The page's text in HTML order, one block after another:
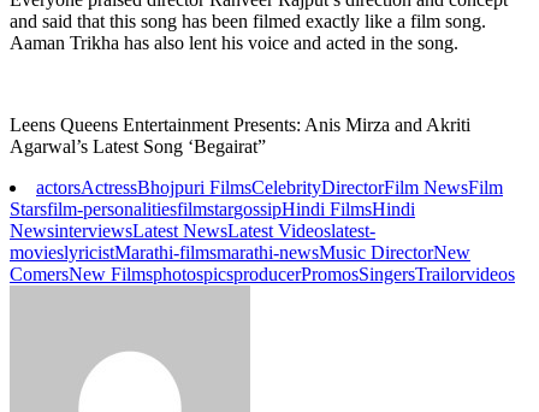
and said that this song has been filmed exactly like a film song.
Aaman Trikha has also lent his voice and acted in the song.
Leens Queens Entertainment Presents: Anis Mirza and Akriti
Agarwal’s Latest Song ‘Begairat”
actorsActressBhojpuri FilmsCelebrityDirectorFilm NewsFilm
Starsfilm-personalitiesfilmstargossipHindi FilmsHindi
NewsinterviewsLatest NewsLatest Videoslatest-
movieslyricistMarathi-filmsmarathi-newsMusic DirectorNew
ComersNew FilmsphotospicsproducerPromosSingersTrailorvideos